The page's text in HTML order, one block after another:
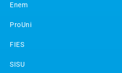
Enem
ProUni
FIES
SISU